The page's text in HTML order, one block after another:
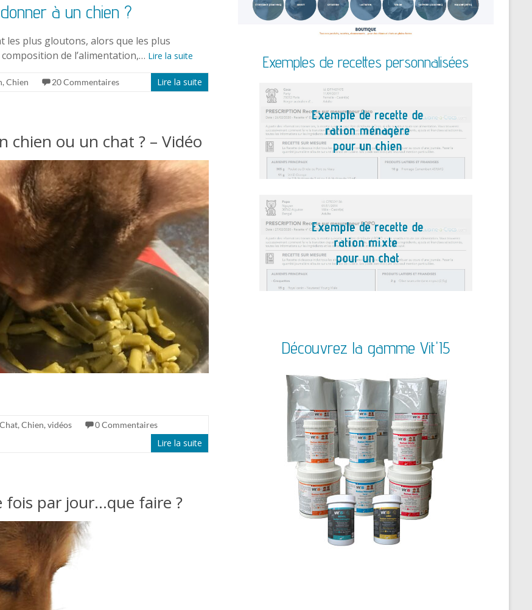
à un chien ?
les plus gloutons, alors que les plus
de l’alimentation,… Lire la suite
, Chien 20 Commentaires Lire la suite
chien ou un chat ? – Vidéo
Chat, Chien, vidéos 0 Commentaires
Lire la suite
fois par jour…que faire ?
Exemples de recettes personnalisées
Découvrez la gamme Vit'I5